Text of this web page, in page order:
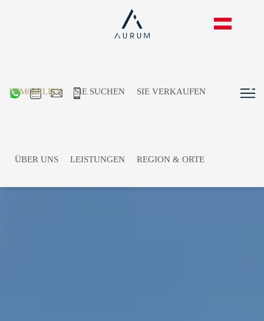
IMMOBILIEN SIE SUCHEN SIE VERKAUFEN
ÜBER UNS LEISTUNGEN REGION & ORTE